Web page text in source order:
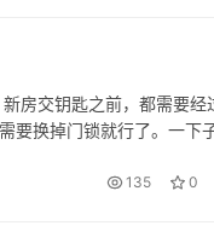
房交钥匙之前，都需要经
要换掉门锁就行了。一下
135 0